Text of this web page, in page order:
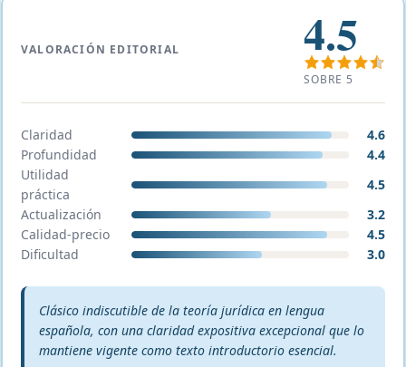
VALORACIÓN EDITORIAL 4.5
SOBRE 5
Claridad
4.6
Profundidad
4.4
Utilidad
práctica
4.5
Actualización
3.2
Calidad-precio
4.5
Dificultad
3.0
Veredicto editorial:
Clásico indiscutible de la teoría jurídica en lengua
española, con una claridad expositiva excepcional que lo
mantiene vigente como texto introductorio esencial.